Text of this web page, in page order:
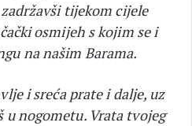
tijekom cijele
osmijeh s kojim se i
na našim Barama.
i sreća prate i dalje, uz
u nogometu. Vrata tvojeg